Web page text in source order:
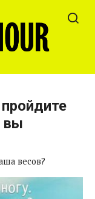
вы
весов?